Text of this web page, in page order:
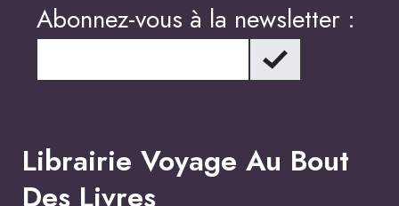
Abonnez-vous à la newsletter :
Librairie Voyage Au Bout
Des Livres